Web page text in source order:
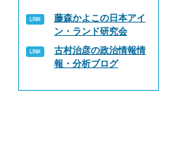
藤森かよこの日本アイ
ン・ランド研究会
古村治彦の政治情報情
報・分析ブログ